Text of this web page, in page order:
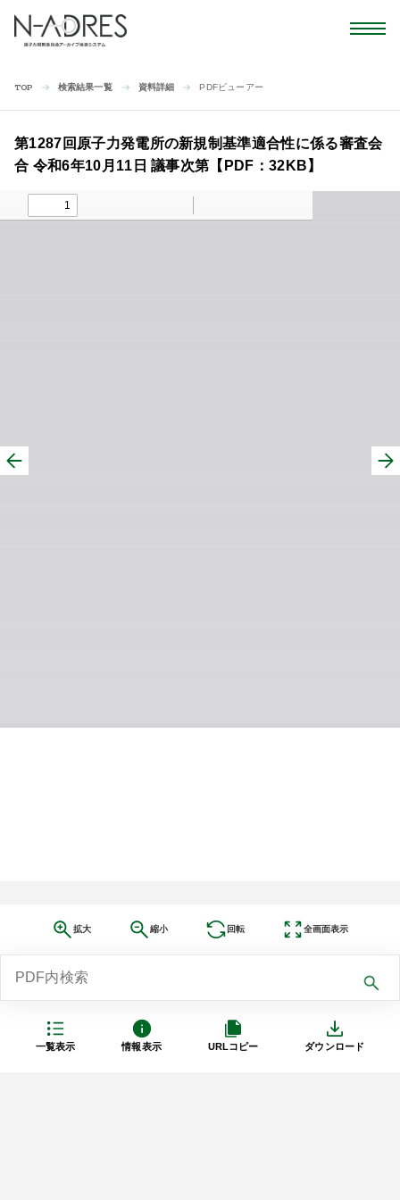
TOP 検索結果一覧 資料詳細 PDFビューアー
一覧表示 情報表示 URLコピー ダウンロード
第1287回原子力発電所の新規制基準適合性に係る審査会
合 令和6年10月11日 議事次第【PDF：32KB】
拡大 縮小 回転 全画面表示